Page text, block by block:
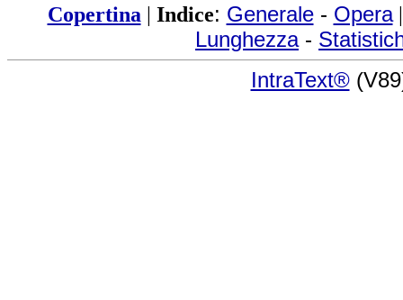
Copertina | Indice: Generale- Opera
Lunghezza-
IntraText®